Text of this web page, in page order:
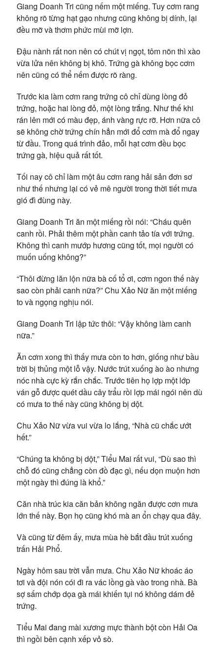
Giang Doanh Tri cũng nếm một miếng. Tuy cơm rang
không rõ từng hạt gạo nhưng cũng không bị dính, lại
đều mỡ và thơm phức mùi mỡ lợn.
Đậu nành rất non nên có chút vị ngọt, tôm nõn thì xào
vừa lửa nên không bị khô. Trứng gà không bọc cơm
nên cũng có thể nếm được rõ ràng.
Trước kia làm cơm rang trứng cô chỉ dùng lòng đỏ
trứng, hoặc hai lòng đỏ, một lòng trắng. Như thế khi
rán lên mới có màu đẹp, ánh vàng rực rỡ. Hơn nữa cô
sẽ không chờ trứng chín hẳn mới đổ cơm mà đổ ngay
từ đầu. Trong quá trình đảo, mỗi hạt cơm đều bọc
trứng gà, hiệu quả rất tốt.
Tối nay cô chỉ làm một âu cơm rang hải sản đơn sơ
như thế nhưng lại có vẻ mê người trong thời tiết mưa
gió đì đùng này.
Giang Doanh Tri ăn một miếng rồi nói: “Cháu quên
canh rồi. Phải thêm một phần canh tảo tía với trứng.
Không thì canh mướp hương cũng tốt, mọi người có
muốn uống không?”
“Thôi đừng lăn lộn nữa bà cố tổ ơi, cơm ngon thế này
sao còn phải canh nữa?” Chu Xảo Nữ ăn một miếng
to và ngọng nghịu nói.
Giang Doanh Tri lập tức thôi: “Vậy không làm canh
nữa.”
Ăn cơm xong thì thấy mưa còn to hơn, giống như bầu
trời bị thủng một lỗ vậy. Nước trút xuống ào ào nhưng
nóc nhà cực kỳ rắn chắc. Trước tiên họ lợp một lớp
ván gỗ được quét dầu cây trẩu rồi lợp mái ngói nên dù
có mưa to thế này cũng không bị dột.
Chu Xảo Nữ vừa vui vừa lo lắng, “Nhà cũ chắc ướt
hết.”
“Chúng ta không bị dột,” Tiểu Mai rất vui, “Dù sao thì
chỗ đó cũng chẳng còn đồ đạc gì, nếu dọn muộn hơn
một ngày thì đúng là khổ.”
Căn nhà trúc kia căn bản không ngăn được cơn mưa
lớn thế này. Bọn họ cũng khó mà an ổn chạy qua đây.
Và cũng từ đêm ấy, mưa mùa hè bắt đầu trút xuống
trấn Hải Phổ.
Ngày hôm sau trời vẫn mưa. Chu Xảo Nữ khoác áo
tơi và đội nón cói đi ra vác lồng gà vào trong nhà. Bà
sợ sấm chớp dọa gà mái khiến tụi nó không dám đẻ
trứng.
Tiểu Mai đang mài xương mực thành bột còn Hải Oa
thì ngồi bên cạnh xếp vỏ sò.